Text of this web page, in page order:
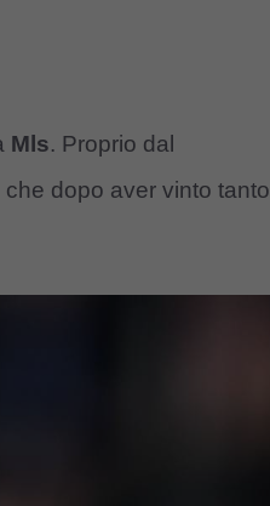
Mls. Proprio dal
che dopo aver vinto tanto